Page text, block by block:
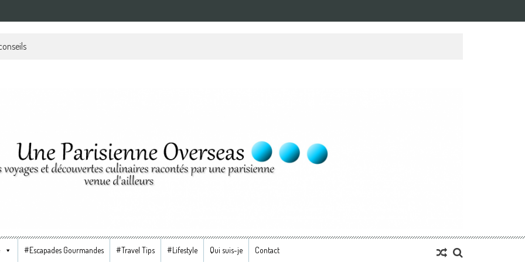
le détour
#Escapades Gourmandes #Travel Tips #Lifestyle Qui suis-je Contact